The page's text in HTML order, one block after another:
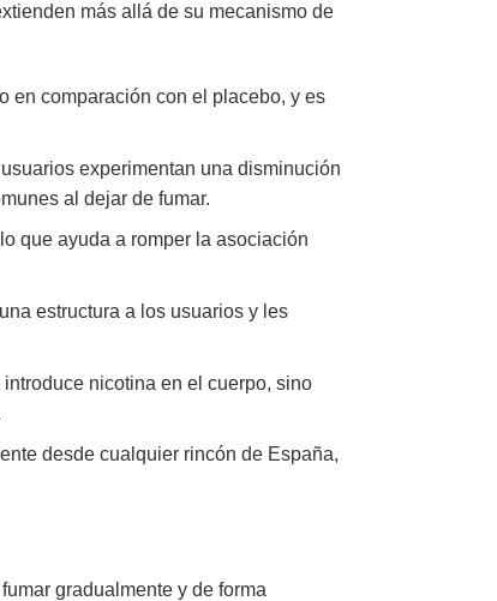
más allá de su mecanismo de
en comparación con el placebo, y es
experimentan una disminución
al dejar de fumar.
que ayuda a romper la asociación
estructura a los usuarios y les
nicotina en el cuerpo, sino
desde cualquier rincón de España,
gradualmente y de forma